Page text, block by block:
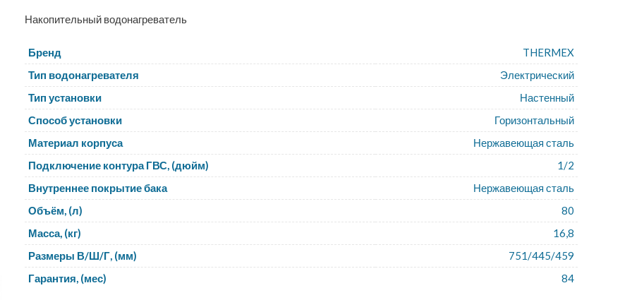
Накопительный водонагреватель
Бренд
THERMEX
Тип водонагревателя
Электрический
Тип установки
Настенный
Способ установки
Горизонтальный
Материал корпуса
Нержавеющая сталь
Подключение контура ГВС, (дюйм)
1/2
Внутреннее покрытие бака
Нержавеющая сталь
Объём, (л)
80
Масса, (кг)
16,8
Размеры В/Ш/Г, (мм)
751/445/459
Гарантия, (мес)
84